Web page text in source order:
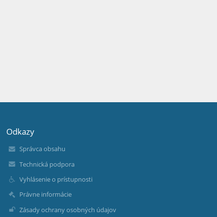
Odkazy
Správca obsahu
Technická podpora
Vyhlásenie o prístupnosti
Právne informácie
Zásady ochrany osobných údajov